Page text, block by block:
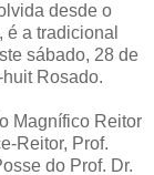
desde o
a tradicional
sábado, 28 de
Rosado.
Magnífico Reitor
Reitor, Prof.
do Prof. Dr.